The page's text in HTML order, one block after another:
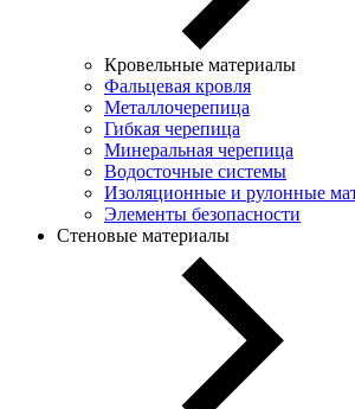
Кровельные материалы
Фальцевая кровля
Металлочерепица
Гибкая черепица
Минеральная черепица
Водосточные системы
Изоляционные и рулонные
Элементы безопасности
Стеновые материалы